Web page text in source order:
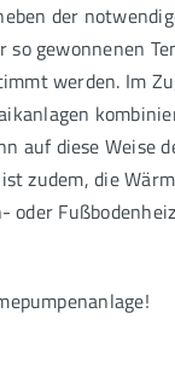
der
gewonnenen
werden. Im
auf diese Weise
zudem, die